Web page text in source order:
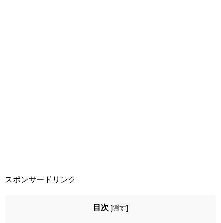
スポンサードリンク
目次 [隠す]